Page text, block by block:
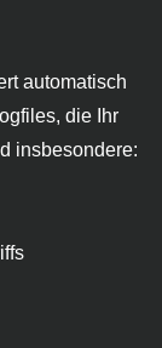
automatisch
die Ihr
insbesondere: